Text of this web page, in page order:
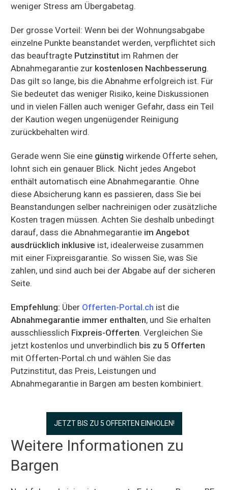
weniger Stress am Übergabetag.
Der grosse Vorteil: Wenn bei der Wohnungsabgabe
einzelne Punkte beanstandet werden, verpflichtet sich
das beauftragte Putzinstitut im Rahmen der
Abnahmegarantie zur kostenlosen Nachbesserung.
Das gilt so lange, bis die Abnahme erfolgreich ist. Für
Sie bedeutet das weniger Risiko, keine Diskussionen
und in vielen Fällen auch weniger Gefahr, dass ein Teil
der Kaution wegen ungenügender Reinigung
zurückbehalten wird.
Gerade wenn Sie eine günstig wirkende Offerte sehen,
lohnt sich ein genauer Blick. Nicht jedes Angebot
enthält automatisch eine Abnahmegarantie. Ohne
diese Absicherung kann es passieren, dass Sie bei
Beanstandungen selber nachreinigen oder zusätzliche
Kosten tragen müssen. Achten Sie deshalb unbedingt
darauf, dass die Abnahmegarantie im Angebot
ausdrücklich inklusive ist, idealerweise zusammen
mit einer Fixpreisgarantie. So wissen Sie, was Sie
zahlen, und sind auch bei der Abgabe auf der sicheren
Seite.
Empfehlung: Über Offerten-Portal.ch ist die
Abnahmegarantie immer enthalten, und Sie erhalten
ausschliesslich Fixpreis-Offerten. Vergleichen Sie
jetzt kostenlos und unverbindlich bis zu 5 Offerten
mit Offerten-Portal.ch und wählen Sie das
Putzinstitut, das Preis, Leistungen und
Abnahmegarantie in Bargen am besten kombiniert.
JETZT BIS ZU 5 OFFERTEN EINHOLEN!
Weitere Informationen zu
Bargen